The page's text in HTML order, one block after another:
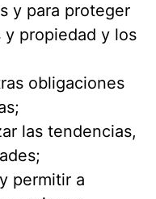
y para proteger
propiedad y los
obligaciones
las tendencias,
permitir a